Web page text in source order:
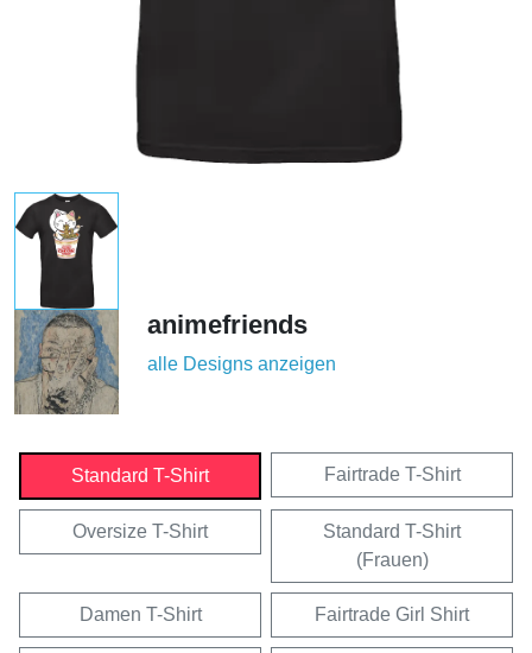
animefriends
alle Designs anzeigen
Standard T-Shirt Fairtrade T-Shirt
Oversize T-Shirt
Standard T-Shirt
(Frauen)
Damen T-Shirt Fairtrade Girl Shirt